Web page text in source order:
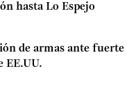
hasta Lo Espejo
de armas ante fuerte
EE.UU.